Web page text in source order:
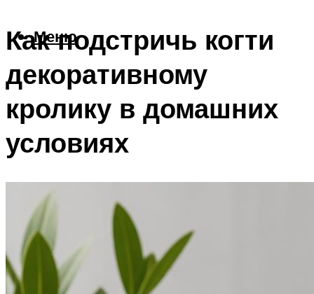
Меню
Как подстричь когти
декоративному
кролику в домашних
условиях